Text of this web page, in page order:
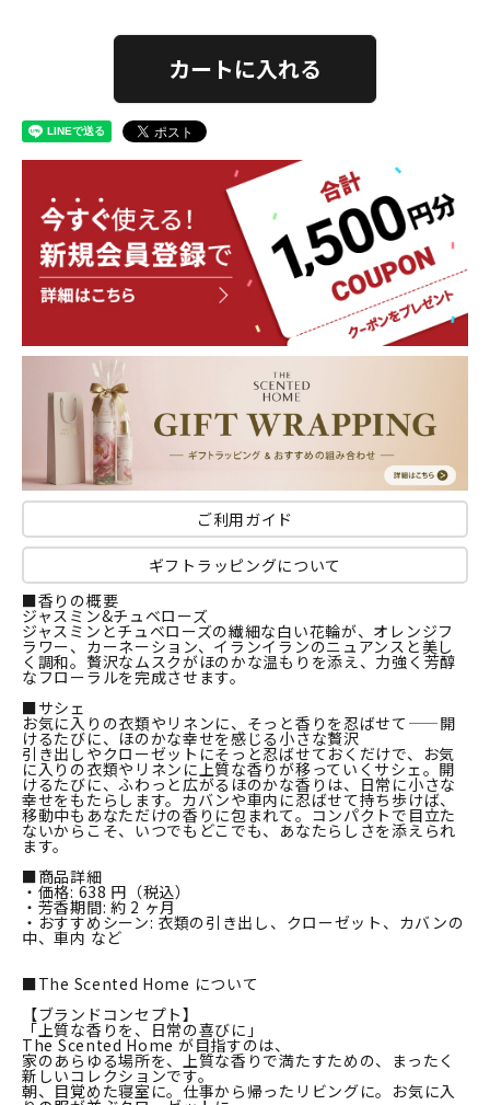
カートに入れる
ご利用ガイド
ギフトラッピングについて
■香りの概要
ジャスミン&チュベローズ
ジャスミンとチュベローズの繊細な白い花輪が、オレンジフ
ラワー、カーネーション、イランイランのニュアンスと美し
く調和。贅沢なムスクがほのかな温もりを添え、力強く芳醇
なフローラルを完成させます。
■サシェ
お気に入りの衣類やリネンに、そっと香りを忍ばせて——開
けるたびに、ほのかな幸せを感じる小さな贅沢
引き出しやクローゼットにそっと忍ばせておくだけで、お気
に入りの衣類やリネンに上質な香りが移っていくサシェ。開
けるたびに、ふわっと広がるほのかな香りは、日常に小さな
幸せをもたらします。カバンや車内に忍ばせて持ち歩けば、
移動中もあなただけの香りに包まれて。コンパクトで目立た
ないからこそ、いつでもどこでも、あなたらしさを添えられ
ます。
■商品詳細
・価格: 638 円（税込）
・芳香期間: 約 2 ヶ月
・おすすめシーン: 衣類の引き出し、クローゼット、カバンの
中、車内 など
■The Scented Home について
【ブランドコンセプト】
「上質な香りを、日常の喜びに」
The Scented Home が目指すのは、
家のあらゆる場所を、上質な香りで満たすための、まったく
新しいコレクションです。
朝、目覚めた寝室に。仕事から帰ったリビングに。お気に入